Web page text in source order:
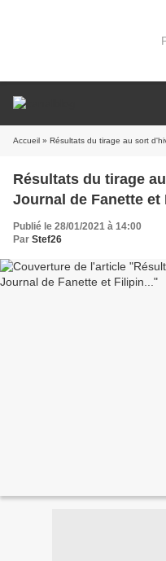
Accueil » Résultats du tirage au sort
Résultats du tirage
Journal de Fanette et
Publié le 28/01/2021 à 14:00
Par Stef26